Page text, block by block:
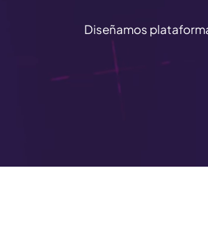
Diseñamos